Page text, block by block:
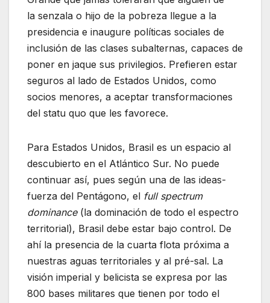
la senzala o hijo de la pobreza llegue a la
presidencia e inaugure políticas sociales de
inclusión de las clases subalternas, capaces de
poner en jaque sus privilegios. Prefieren estar
seguros al lado de Estados Unidos, como
socios menores, a aceptar transformaciones
del statu quo que les favorece.
Para Estados Unidos, Brasil es un espacio al
descubierto en el Atlántico Sur. No puede
continuar así, pues según una de las ideas-
fuerza del Pentágono, el full spectrum
dominance(la dominación de todo el espectro
territorial), Brasil debe estar bajo control. De
ahí la presencia de la cuarta flota próxima a
nuestras aguas territoriales y al pré-sal. La
visión imperial y belicista se expresa por las
800 bases militares que tienen por todo el